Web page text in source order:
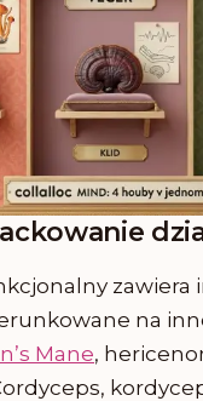
zawiera
na
Mane,